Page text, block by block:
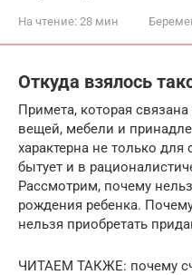
На чтение: 28 мин
Откуда взялось
Примета, которая
вещей, мебели и
характерна не только
бытует и в
Рассмотрим, почему
рождения ребенка.
нельзя приобретать
ЧИТАЕМ ТАКЖЕ: почему